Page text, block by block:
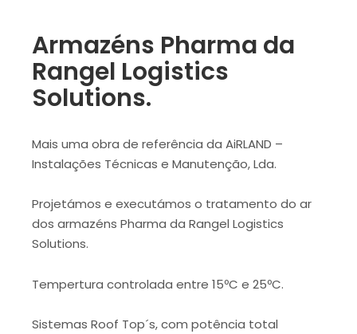
Armazéns Pharma da
Rangel Logistics
Solutions.
Mais uma obra de referência da AiRLAND –
Instalações Técnicas e Manutenção, Lda.
Projetámos e executámos o tratamento do ar
dos armazéns Pharma da Rangel Logistics
Solutions.
Tempertura controlada entre 15ºC e 25ºC.
Sistemas Roof Top´s, com potência total